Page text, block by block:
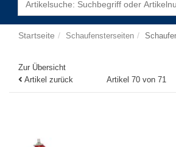
Startseite Schaufensterseiten
Zur Übersicht
Artikel zurück
Artikel 70 von 71